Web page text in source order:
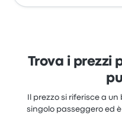
Trova i prezzi
Il prezzo si riferisce a
singolo passeggero ed